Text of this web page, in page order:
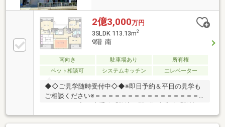
2億3,000万円
3SLDK 113.13m2
9階 南
南向き 駐車場あり
所有権
ペット相談可
システムキッチン エレベーター
◆◇ご見学随時受付中◇◆※即日予約＆平日の見学も
ご相談ください※＝＝＝＝＝＝＝＝＝＝＝＝＝＝＝＝
駅2分◇南×北の2面採光＆各部屋バルコニーあり◆お
部屋から富士山と六義園が同時に望めます♪◇各部屋